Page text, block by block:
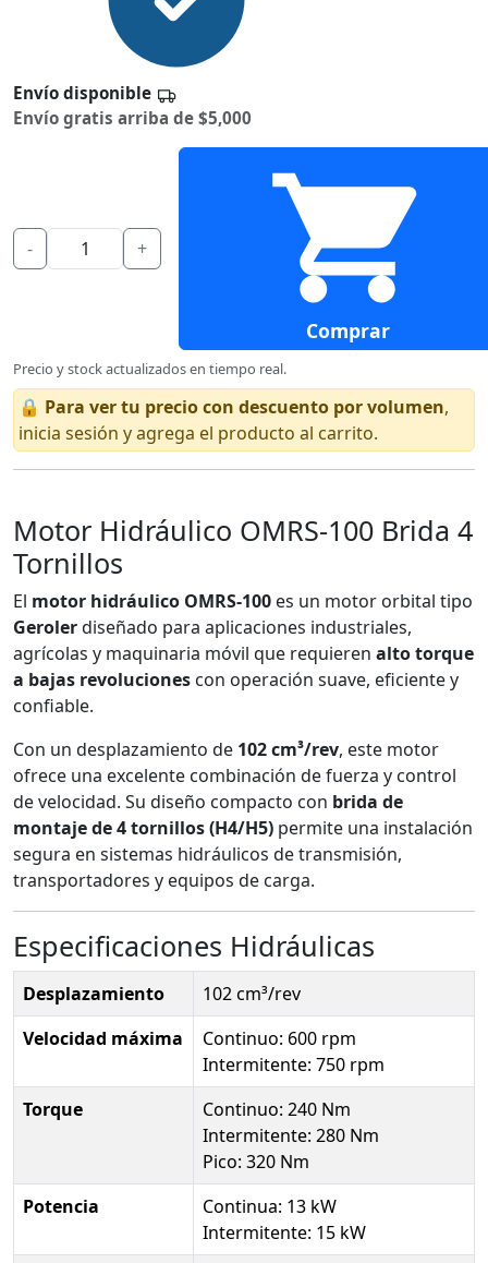
Envío disponible
Envío gratis arriba de $5,000
- +
Comprar
Precio y stock actualizados en tiempo real.
🔒 Para ver tu precio con descuento por volumen,
inicia sesión y agrega el producto al carrito.
Motor Hidráulico OMRS-100 Brida 4
Tornillos
El motor hidráulico OMRS-100 es un motor orbital tipo
Gerolerdiseñado para aplicaciones industriales,
agrícolas y maquinaria móvil que requieren alto torque
a bajas revoluciones con operación suave, eficiente y
confiable.
Con un desplazamiento de 102 cm³/rev, este motor
ofrece una excelente combinación de fuerza y control
de velocidad. Su diseño compacto con brida de
montaje de 4 tornillos (H4/H5) permite una instalación
segura en sistemas hidráulicos de transmisión,
transportadores y equipos de carga.
Especificaciones Hidráulicas
Desplazamiento
102 cm³/rev
Velocidad máxima
Continuo: 600 rpm
Intermitente: 750 rpm
Torque
Continuo: 240 Nm
Intermitente: 280 Nm
Pico: 320 Nm
Potencia
Continua: 13 kW
Intermitente: 15 kW